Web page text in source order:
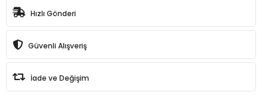
Hızlı Gönderi
Güvenli Alışveriş
İade ve Değişim